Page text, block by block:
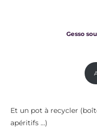
Gesso
Et un pot à recycler
apéritifs …)